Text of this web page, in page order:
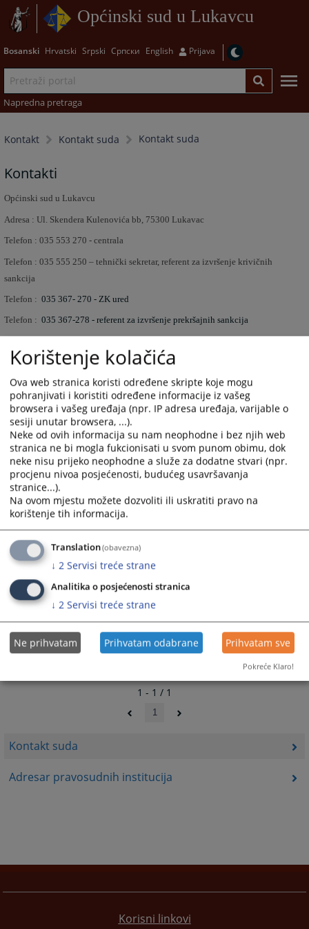
Općinski sud u Lukavcu
Bosanski Hrvatski Srpski Српски English Prijava
Napredna pretraga
Kontakt Kontakt suda Kontakt suda
Kontakt suda
Adresar pravosudnih institucija
Kontakti
Općinski sud u Lukavcu
Adresa : Ul. Skendera Kulenovića bb, 75300 Lukavac
Telefon : 035 553 270 - centrala
Telefon : 035 555 250 – tehnički sekretar, referent za izvršenje krivičnih
sankcija
Telefon : 035 367- 270 - ZK ured
Telefon : 035 367-278 - referent za izvršenje prekršajnih sankcija
277 - pisarnica
Telefon : 035 367-276 - Stručni saradnik za informisanje i obradu zahtjeva
za pristup informacijama
Telefaks : 035 367 260
Elektronska pošta: opsud-lukavac@pravosudje.ba
8892PREGLEDA
1 - 1 / 1
1
Korisni linkovi
Korištenje kolačića
Ova web stranica koristi određene skripte koje mogu
pohranjivati i koristiti određene informacije iz vašeg
browsera i vašeg uređaja (npr. IP adresa uređaja, varijable o
sesiji unutar browsera, ...).
Neke od ovih informacija su nam neophodne i bez njih web
stranica ne bi mogla fukcionisati u svom punom obimu, dok
neke nisu prijeko neophodne a služe za dodatne stvari (npr.
procjenu nivoa posjećenosti, budućeg usavršavanja
stranice...).
Na ovom mjestu možete dozvoliti ili uskratiti pravo na
korištenje tih informacija.
Translation(obavezna)
↓ 2 Servisi treće strane
Analitika o posjećenosti stranica
↓ 2 Servisi treće strane
Ne prihvatam Prihvatam odabrane Prihvatam sve
Pokreće Klaro!